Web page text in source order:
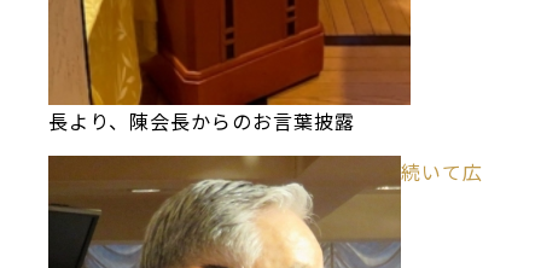
長より、陳会長からのお言葉披露
続いて広